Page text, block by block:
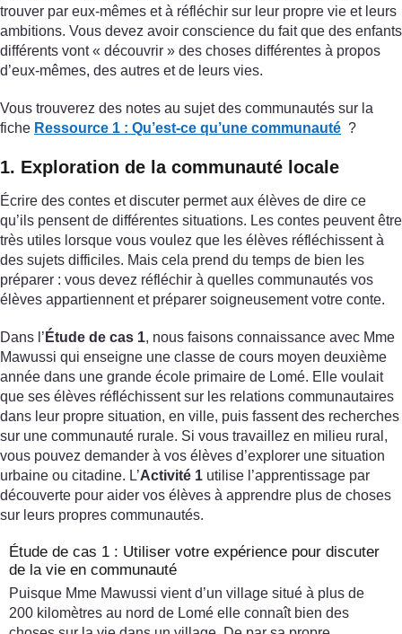
trouver par eux-mêmes et à réfléchir sur leur propre vie et leurs
ambitions. Vous devez avoir conscience du fait que des enfants
différents vont « découvrir » des choses différentes à propos
d’eux-mêmes, des autres et de leurs vies.
Vous trouverez des notes au sujet des communautés sur la
fiche Ressource 1 : Qu’est-ce qu’une communauté ?
1. Exploration de la communauté locale
Écrire des contes et discuter permet aux élèves de dire ce
qu’ils pensent de différentes situations. Les contes peuvent être
très utiles lorsque vous voulez que les élèves réfléchissent à
des sujets difficiles. Mais cela prend du temps de bien les
préparer : vous devez réfléchir à quelles communautés vos
élèves appartiennent et préparer soigneusement votre conte.
Dans l’ Étude de cas 1, nous faisons connaissance avec Mme
Mawussi qui enseigne une classe de cours moyen deuxième
année dans une grande école primaire de Lomé. Elle voulait
que ses élèves réfléchissent sur les relations communautaires
dans leur propre situation, en ville, puis fassent des recherches
sur une communauté rurale. Si vous travaillez en milieu rural,
vous pouvez demander à vos élèves d’explorer une situation
urbaine ou citadine. L’Activité 1 utilise l’apprentissage par
découverte pour aider vos élèves à apprendre plus de choses
sur leurs propres communautés.
Étude de cas 1 : Utiliser votre expérience pour discuter
de la vie en communauté
Puisque Mme Mawussi vient d’un village situé à plus de
200 kilomètres au nord de Lomé elle connaît bien des